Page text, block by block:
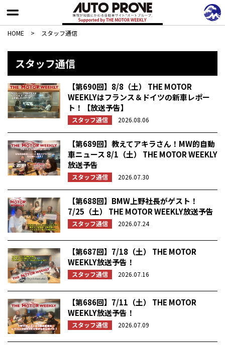
HOME > スタッフ通信
スタッフ通信
【第690回】8/8（土） THE MOTOR
WEEKLYはフランス＆ドイツの新車レポー
ト！【放送予告】
スタッフ通信 2026.08.06
【第689回】教えてアキラさん！MW的自動
車ニュース 8/1（土） THE MOTOR WEEKLY
放送予告
スタッフ通信 2026.07.30
【第688回】BMW上野社長がゲスト！
7/25（土） THE MOTOR WEEKLY放送予告
スタッフ通信 2026.07.24
【第687回】7/18（土） THE MOTOR
WEEKLY放送予告！
スタッフ通信 2026.07.16
【第686回】7/11（土） THE MOTOR
WEEKLY放送予告！
スタッフ通信 2026.07.09